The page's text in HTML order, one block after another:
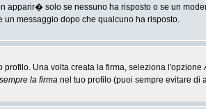
solo se nessuno ha risposto o se un
messaggio dopo che qualcuno ha risposto.
profilo. Una volta creata la firma, seleziona l'opzione
la firma nel tuo profilo (puoi sempre evitare di